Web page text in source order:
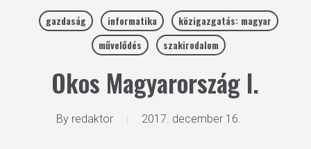
gazdaság informatika
közigazgatás: magyar
művelődés
szakirodalom
Okos Magyarország I.
By redaktor 2017. december 16.